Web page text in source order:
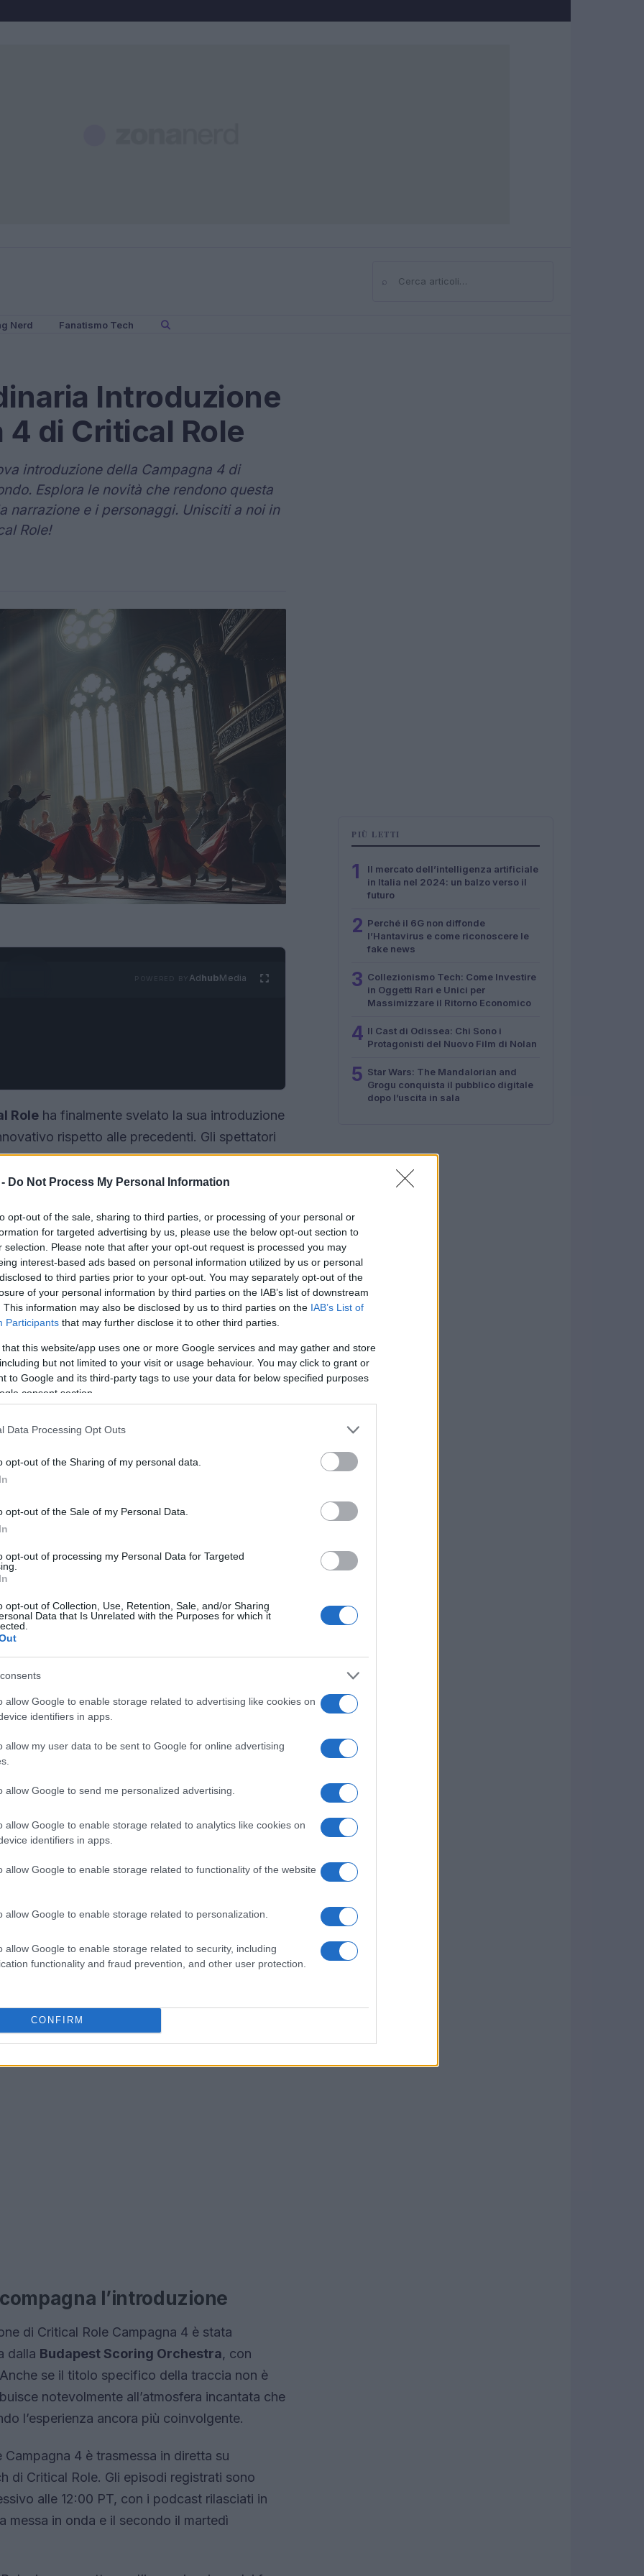
Do Not Process My Personal Information
opt-out of the sale, sharing to third parties, or processing of your personal or
for targeted advertising by us, please use the below opt-out section to
selection. Please note that after your opt-out request is processed you may
interest-based ads based on personal information utilized by us or personal
to third parties prior to your opt-out. You may separately opt-out of the
of your personal information by third parties on the IAB’s list of downstream
This information may also be disclosed by us to third parties on the IAB’s List of
Participants that may further disclose it to other third parties.
that this website/app uses one or more Google services and may gather and store
but not limited to your visit or usage behaviour. You may click to grant or
to Google and its third-party tags to use your data for below specified purposes
consent section.
Data Processing Opt Outs
opt-out of the Sharing of my personal data.
opt-out of the Sale of my Personal Data.
opt-out of processing my Personal Data for Targeted
opt-out of Collection, Use, Retention, Sale, and/or Sharing
Data that Is Unrelated with the Purposes for which it
allow Google to enable storage related to advertising like cookies on
identifiers in apps.
allow my user data to be sent to Google for online advertising
allow Google to send me personalized advertising.
allow Google to enable storage related to analytics like cookies on
identifiers in apps.
allow Google to enable storage related to functionality of the website
allow Google to enable storage related to personalization.
allow Google to enable storage related to security, including
functionality and fraud prevention, and other user protection.
CONFIRM
⌕Cerca
Nerd Fanatismo Tech
Introduzione
di Critical Role
introduzione della Campagna 4 di
Esplora le novità che rendono questa
narrazione e i personaggi. Unisciti a noi in
Role!
AdhubMedia
Role ha finalmente svelato la sua introduzione
rispetto alle precedenti. Gli spettatori
e suggestiva che riflette l’universo
è un’esibizione della compagnia teatrale
della campagna.
di Halandil, gli spettatori assistono a
una varietà di personaggi, tra cui orchi e
ma crea anche un’atmosfera che
soprattutto riguardo alla storia che i
dei personaggi rappresentati sembri
4, è emersa una teoria interessante.
rappresenti gli eventi dellaGuerra dei
di Aramán. Questo tema si rivela
divine pongono le basi per l’intera campagna.
la presenza di
il personaggio di Taliesin Jaffe,Bolaire
senziente, dotata di una famiglia di fratelli
uno strumento per l’uccisione di un dio,
che l’introduzione possa alludere alle morti
potrebbero rappresentare i suoi simili,
complessiva.
l’introduzione
di Critical Role Campagna 4 è stata
dalla Budapest Scoring Orchestra, con
se il titolo specifico della traccia non è
notevolmente all’atmosfera incantata che
l’esperienza ancora più coinvolgente.
4 è trasmessa in diretta su
di Critical Role. Gli episodi registrati sono
alle 12:00 PT, con i podcast rilasciati in
messa in onda e il secondo il martedì
PIÙ LETTI
1
Il mercato dell’intelligenza artificiale
in Italia nel 2024: un balzo verso il
futuro
2 Perché il 6G non diffonde
l’Hantavirus e come riconoscere le
fake news
3 Collezionismo Tech: Come Investire
in Oggetti Rari e Unici per
Massimizzare il Ritorno Economico
4 Il Cast di Odissea: Chi Sono i
Protagonisti del Nuovo Film di Nolan
5 Star Wars: The Mandalorian and
Grogu conquista il pubblico digitale
dopo l’uscita in sala